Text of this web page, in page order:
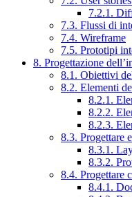
7.2.1.
7.3. Flussi di
7.4. Wireframe
7.5. Prototipi
8. Progettazione
8.1. Obiettivi
8.2. Elementi
8.2.1.
8.2.2.
8.2.3.
8.3. Progettare
8.3.1.
8.3.2.
8.4. Progettare
8.4.1.